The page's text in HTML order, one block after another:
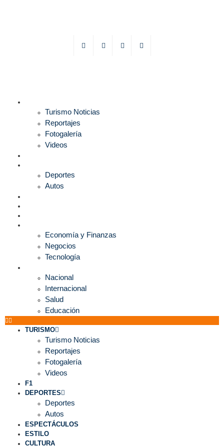
Turismo Noticias
Reportajes
Fotogalería
Videos
Deportes
Autos
Economía y Finanzas
Negocios
Tecnología
Nacional
Internacional
Salud
Educación
TURISMO
Turismo Noticias
Reportajes
Fotogalería
Videos
F1
DEPORTES
Deportes
Autos
ESPECTÁCULOS
ESTILO
CULTURA